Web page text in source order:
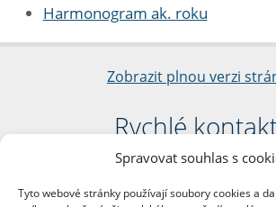
Spravovat souhlas s
Tyto webové stránky používají soubory cookies a
Harmonogram ak. roku
Zobrazit plnou verzi
Rychlé
Filozofická fakulta
nám. Jana Palacha 1/2